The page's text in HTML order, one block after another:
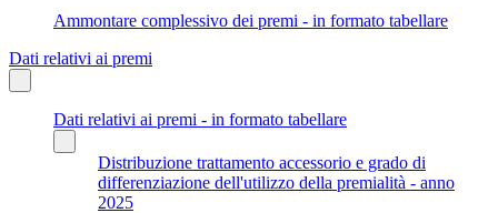
Ammontare complessivo dei premi - in formato tabellare
Dati relativi ai premi
Dati relativi ai premi - in formato tabellare
Distribuzione trattamento accessorio e grado di
differenziazione dell'utilizzo della premialità - anno
2025